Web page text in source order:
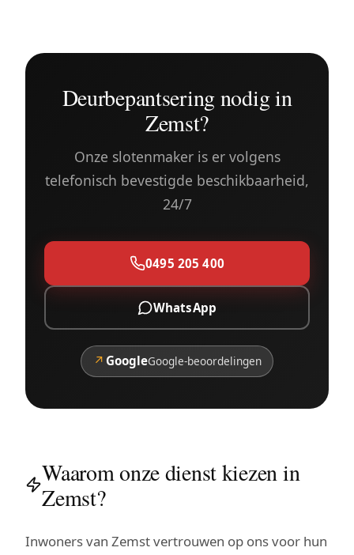
Deurbepantsering nodig in
Zemst?
Onze slotenmaker is er volgens
telefonisch bevestigde beschikbaarheid,
24/7
0495 205 400
WhatsApp
↗ GoogleGoogle-beoordelingen
Waarom onze dienst kiezen in
Zemst?
Inwoners van Zemst vertrouwen op ons voor hun